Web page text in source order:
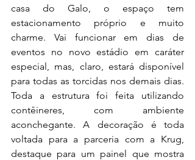
casa do Galo, o espaço tem
estacionamento próprio e muito
charme. Vai funcionar em dias de
eventos no novo estádio em caráter
especial, mas, claro, estará disponível
para todas as torcidas nos demais dias.
Toda a estrutura foi feita utilizando
contêineres, com ambiente
aconchegante. A decoração é toda
voltada para a parceria com a Krug,
destaque para um painel que mostra